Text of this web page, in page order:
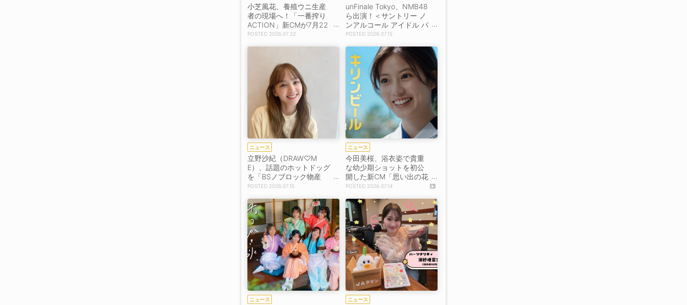
小芝風花、養殖ウニ生産
者の現場へ！「一番搾り
ACTION」新CMが7月22
日放映開始2026.07.22
unFinale Tokyo、NMB48
ら出演！＜サントリー ノ
ンアルコール アイドル パ
ーティー Vol.0 Produced
定！
2026.07.15
ニュース
立野沙紀（DRAW♡M
E）、話題のホットドッグ
を「BSノブロック物産
展」で8月26日発売！
2026.07.15
ニュース
今田美桜、浴衣姿で貴重
な幼少期ショットを初公
開した新CM「思い出の花
火」篇が7月17日より放映
2026.07.14
ニュース ニュース